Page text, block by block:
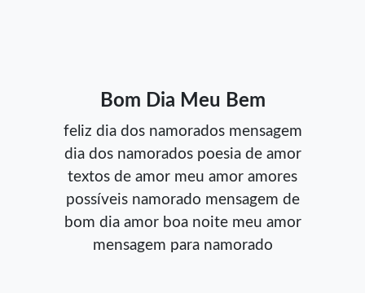
Bom Dia Meu Bem
feliz dia dos namorados mensagem
dia dos namorados poesia de amor
textos de amor meu amor amores
possíveis namorado mensagem de
bom dia amor boa noite meu amor
mensagem para namorado